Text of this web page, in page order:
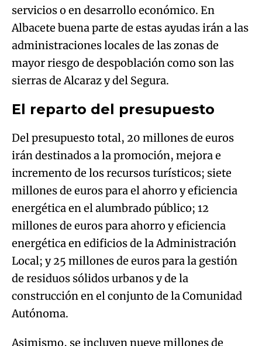
servicios o en desarrollo económico. En
Albacete buena parte de estas ayudas irán a las
administraciones locales de las zonas de
mayor riesgo de despoblación como son las
sierras de Alcaraz y del Segura.
El reparto del presupuesto
Del presupuesto total, 20 millones de euros
irán destinados a la promoción, mejora e
incremento de los recursos turísticos; siete
millones de euros para el ahorro y eficiencia
energética en el alumbrado público; 12
millones de euros para ahorro y eficiencia
energética en edificios de la Administración
Local; y 25 millones de euros para la gestión
de residuos sólidos urbanos y de la
construcción en el conjunto de la Comunidad
Autónoma.
Asimismo, se incluyen nueve millones de